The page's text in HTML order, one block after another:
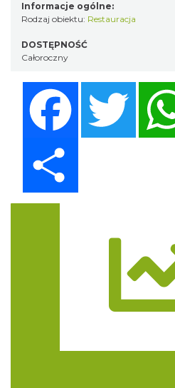
Informacje ogólne:
Rodzaj obiektu: Restauracja
DOSTĘPNOŚĆ
Całoroczny
Twitter